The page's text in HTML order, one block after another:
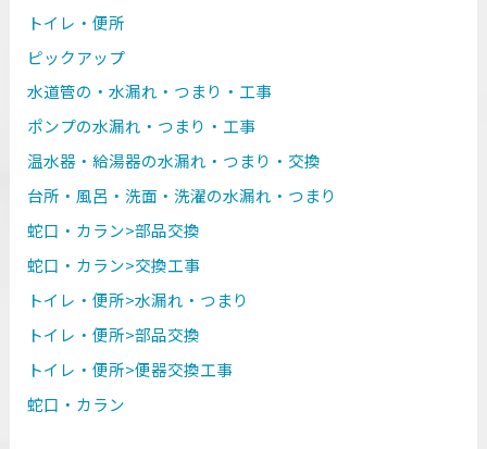
トイレ・便所
ピックアップ
水道管の・水漏れ・つまり・工事
ポンプの水漏れ・つまり・工事
温水器・給湯器の水漏れ・つまり・交換
台所・風呂・洗面・洗濯の水漏れ・つまり
蛇口・カラン>部品交換
蛇口・カラン>交換工事
トイレ・便所>水漏れ・つまり
トイレ・便所>部品交換
トイレ・便所>便器交換工事
蛇口・カラン